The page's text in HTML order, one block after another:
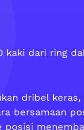
kaki dari ring
dribel
bersamaan
posisi